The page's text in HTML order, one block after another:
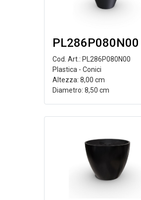
PL286P080N00
Cod. Art.: PL286P080N00
Plastica - Conici
Altezza: 8,00 cm
Diametro: 8,50 cm